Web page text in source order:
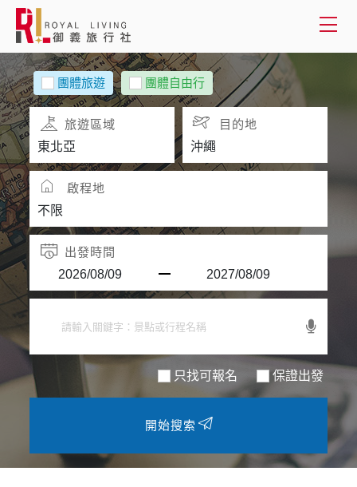
會員登入
國外旅遊
國內旅遊
客服專線(02) 2515-1218
團體旅遊 團體自由行
旅遊區域 目的地
啟程地
出發時間
只找可報名 保證出發
開始搜索